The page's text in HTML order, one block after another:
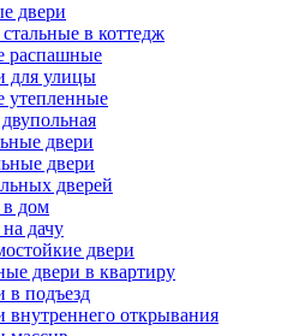
двери
в коттедж
распашные
для улицы
утепленные
двери
двери
дверей
в дом
дачу
двери
двери в квартиру
в подъезд
внутреннего открывания